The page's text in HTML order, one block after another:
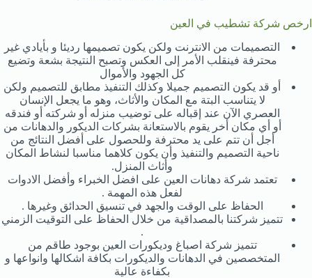
ارخص شركة تشطيب في العين
التصميمات من الانترنت ولكن يكون تصميمها رديئا و بأيادي غير
محترفة فينقلب الأمر إلى العكس وتصبح النتيجة بشعة وتضيع
كل الجهود والأموال
أو قد يكون التصميم جميلا وكذلك التنفيذ مطابق للتصميم ولكن
لا يتناسب البتة مع المكان والأثاث، وهو ما يجعل الإنسان
العصري الآن عند إقباله على توضيب منزله أو شركته أو فندقه
أو أي مكان أخر يقوم بالاستعانة بشركات الديكور والدهانات من
أجل أن تتم على يد محترفة وللحصول على أفضل النتائج من
ناحية التصميم والتنفيذ وأن يكون كلاهما مناسبا لنشاط المكان
وأثاث المنزل.
تعتمد شركة دهانات العين على افضل الخبراء وأفضل الادوات
لفعل هذه المهمة .
الحفاظ على الوقت والجهد في تنسيق الحدائق وغيرها .
تتميز شركتنا بالمصداقية من خلال الحفاظ على التوقيت الزمني
.
تتميز شركة اصباغ وديكورات العين بوجود طاقم من
المتخصصين في الدهانات والديكورات بكافة اشكالها وانواعها و
بكفاءة عالية